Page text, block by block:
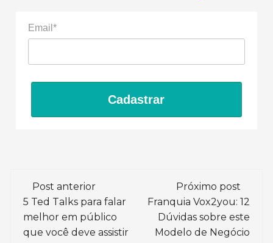
Email*
Cadastrar
Navegação
de
post
Post anterior
5 Ted Talks para falar
melhor em público
que você deve assistir
Próximo post
Franquia Vox2you: 12
Dúvidas sobre este
Modelo de Negócio